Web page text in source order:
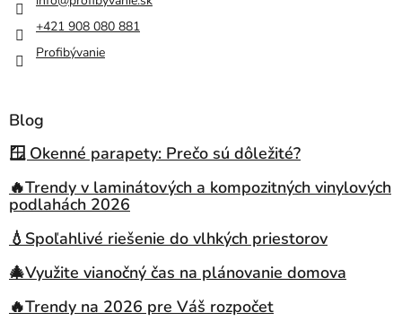
+421 908 080 881
Profibývanie
Blog
🪟 Okenné parapety: Prečo sú dôležité?
🔥Trendy v laminátových a kompozitných vinylových
podlahách 2026
💧Spoľahlivé riešenie do vlhkých priestorov
🎄Využite vianočný čas na plánovanie domova
🔥Trendy na 2026 pre Váš rozpočet